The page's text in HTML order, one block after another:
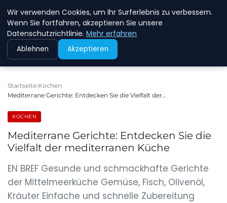
NEW ENERGY JOBS
Startseite Kochen
Mediterrane Gerichte: Entdecken Sie die Vielfalt der…
KOCHEN
Mediterrane Gerichte: Entdecken Sie die
Vielfalt der mediterranen Küche
EN BREF Gesunde und schmackhafte Gerichte
der Mittelmeerküche Gemüse, Fisch, Olivenöl,
Kräuter Einfache und schnelle Zubereitung
Wir verwenden Cookies, um Ihr Surferlebnis zu verbessern.
Wenn Sie fortfahren, akzeptieren Sie unsere
Datenschutzrichtlinie. Mehr erfahren
Ablehnen Akzeptieren